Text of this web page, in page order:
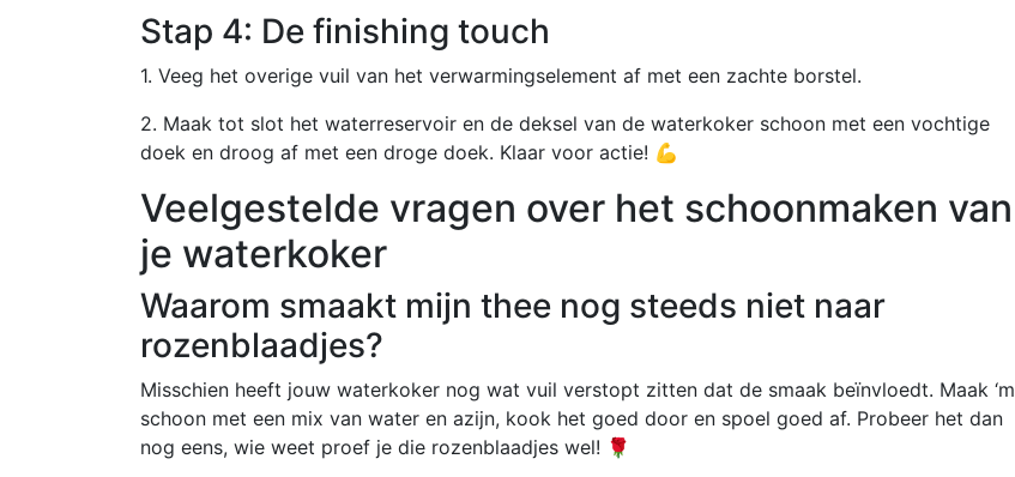
Stap 4: De finishing touch
1. Veeg het overige vuil van het verwarmingselement af met een zachte borstel.
2. Maak tot slot het waterreservoir en de deksel van de waterkoker schoon met een vochtige
doek en droog af met een droge doek. Klaar voor actie! 💪
Veelgestelde vragen over het schoonmaken van
je waterkoker
Waarom smaakt mijn thee nog steeds niet naar
rozenblaadjes?
Misschien heeft jouw waterkoker nog wat vuil verstopt zitten dat de smaak beïnvloedt. Maak ‘m
schoon met een mix van water en azijn, kook het goed door en spoel goed af. Probeer het dan
nog eens, wie weet proef je die rozenblaadjes wel! 🌹